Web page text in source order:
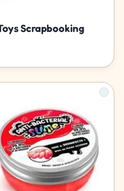
Scrapbooking